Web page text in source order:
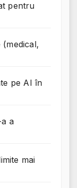
pentru
pe AI în
a
mai